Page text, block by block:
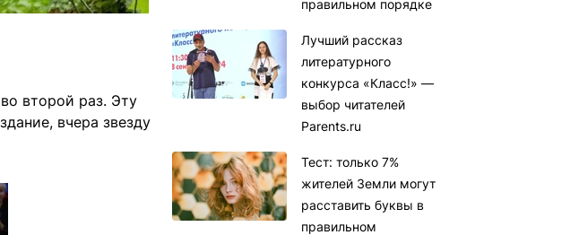
второй раз. Эту
вчера звезду
правильном порядке
Лучший рассказ
литературного
конкурса «Класс!» —
выбор читателей
Parents.ru
Тест: только 7%
жителей Земли могут
расставить буквы в
правильном